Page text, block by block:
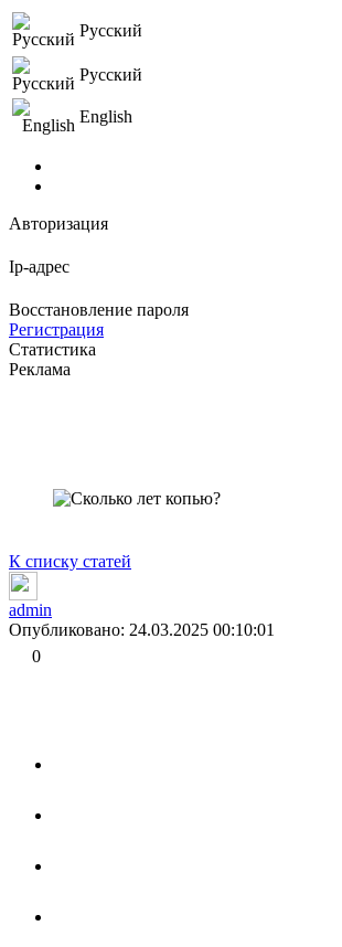
Русский
Русский
English
Авторизация
Ip-адрес
Восстановление пароля
Регистрация
Статистика
Реклама
К списку статей
admin
Опубликовано: 24.03.2025 00:10:01
0